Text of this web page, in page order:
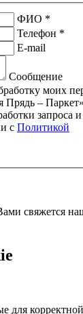
ФИО *
Телефон *
E-mail
Сообщение
моих
Прядь –
с Политикой
свяжется
для